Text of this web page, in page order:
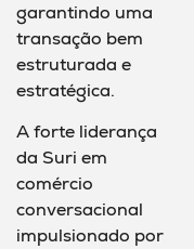
garantindo uma
transação bem
estruturada e
estratégica.
A forte liderança
da Suri em
comércio
conversacional
impulsionado por